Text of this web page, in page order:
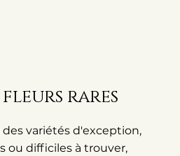
fleurs rares
variétés d'exception,
ou difficiles à trouver,